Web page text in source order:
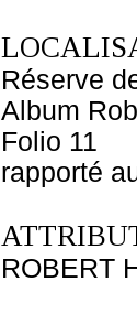
Réserve
Album
Folio 11
rapporté
ROBERT